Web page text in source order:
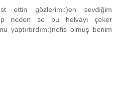
ettin gözlerimi:)en sevdiğim
neden se bu helvayı çeker
yaptırtırdım:)nefis olmuş benim